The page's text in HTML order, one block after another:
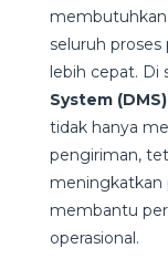
seluruh
lebih cepat. Di
System (DMS)
tidak hanya
pengiriman,
meningkatkan
membantu
operasional.